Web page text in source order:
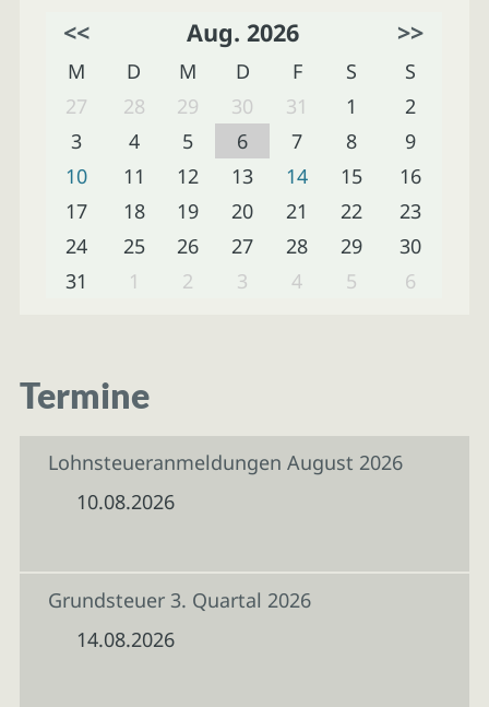
<< Aug. 2026 >>
M D M D F S
S
27
28 29 30 31 1
2
3
4 5 6 7 8
9
10
11 12 13 14 15
16
17
18 19 20 21 22
23
24
25 26 27 28 29
30
31
1 2 3 4 5 6
Termine
Lohnsteueranmeldungen August 2026
10.08.2026
Grundsteuer 3. Quartal 2026
14.08.2026